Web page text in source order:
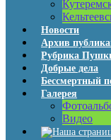
Новости
Архив
Рубрика
Добрые дела
Бессмертный
Галерея
Видео